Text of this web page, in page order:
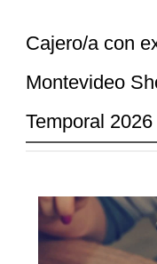
Cajero/a con
Montevideo
Temporal 2026